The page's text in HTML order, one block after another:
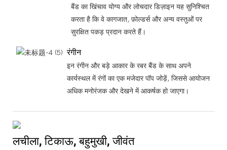
बैंड का खिंचाव योग्य और लोचदार डिज़ाइन यह सुनिश्चित
करता है कि वे कागजात, फ़ोल्डर्स और अन्य वस्तुओं पर
सुरक्षित पकड़ प्रदान करते हैं।
रंगीन
इन रंगीन और बड़े आकार के रबर बैंड के साथ अपने
कार्यस्थल में रंगों का एक मजेदार पॉप जोड़ें, जिससे आयोजन
अधिक मनोरंजक और देखने में आकर्षक हो जाएगा।
लचीला, टिकाऊ, बहुमुखी, जीवंत